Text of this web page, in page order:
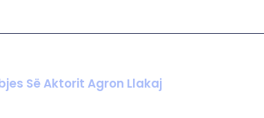
Së Aktorit Agron Llakaj